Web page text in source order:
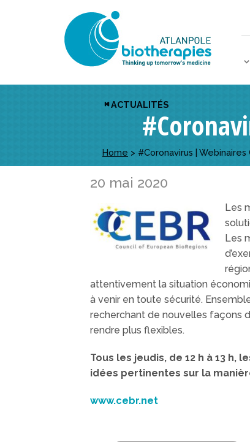
ACTUALITÉS
Home > #Coronavirus | Webinaires
20 mai 2020
Les
Les
attentivement la situation
à venir en toute sécurité.
recherchant de nouvelles façons
rendre plus flexibles.
Tous les jeudis, de 12 h à 13
idées pertinentes sur la
www.cebr.net